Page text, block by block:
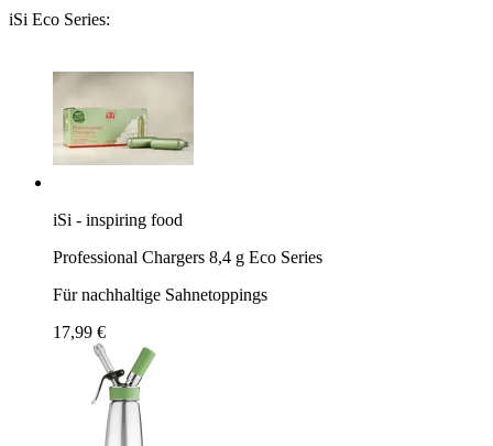
iSi Eco Series:
iSi - inspiring food
Professional Chargers 8,4 g Eco Series
Für nachhaltige Sahnetoppings
17,99 €